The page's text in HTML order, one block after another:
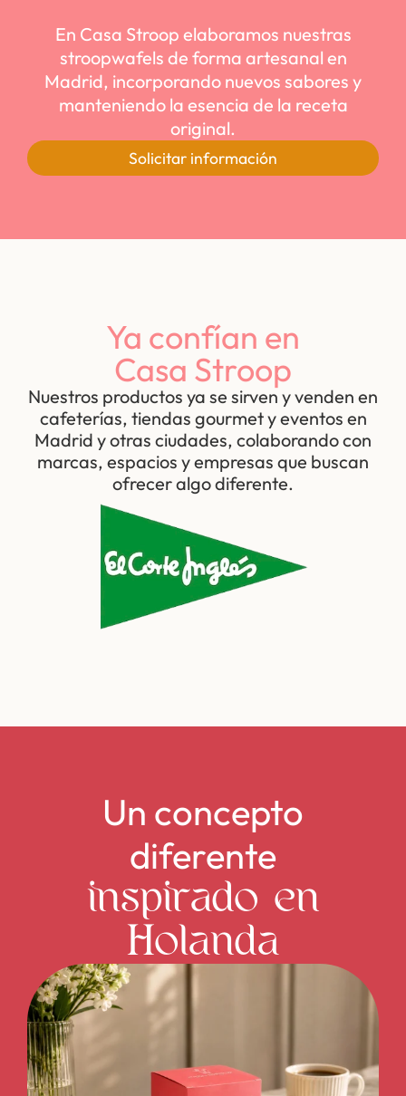
En Casa Stroop elaboramos nuestras
stroopwafels de forma artesanal en
Madrid, incorporando nuevos sabores y
manteniendo la esencia de la receta
original.
Solicitar información
Ya confían en
Casa Stroop
Nuestros productos ya se sirven y venden en
cafeterías, tiendas gourmet y eventos en
Madrid y otras ciudades, colaborando con
marcas, espacios y empresas que buscan
ofrecer algo diferente.
Un concepto
diferente
inspirado en
Holanda